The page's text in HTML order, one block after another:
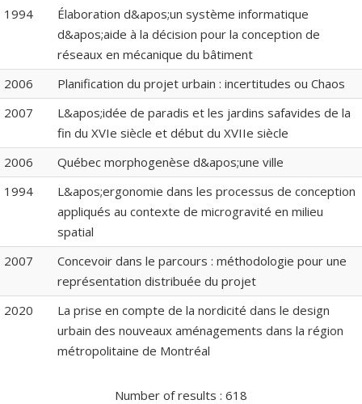
1994
Élaboration d&apos;un système informatique
d&apos;aide à la décision pour la conception de
réseaux en mécanique du bâtiment
2006
Planification du projet urbain : incertitudes ou Chaos
2007
L&apos;idée de paradis et les jardins safavides de la
fin du XVIe siècle et début du XVIIe siècle
2006
Québec morphogenèse d&apos;une ville
1994
L&apos;ergonomie dans les processus de conception
appliqués au contexte de microgravité en milieu
spatial
2007
Concevoir dans le parcours : méthodologie pour une
représentation distribuée du projet
2020
La prise en compte de la nordicité dans le design
urbain des nouveaux aménagements dans la région
métropolitaine de Montréal
Number of results : 618